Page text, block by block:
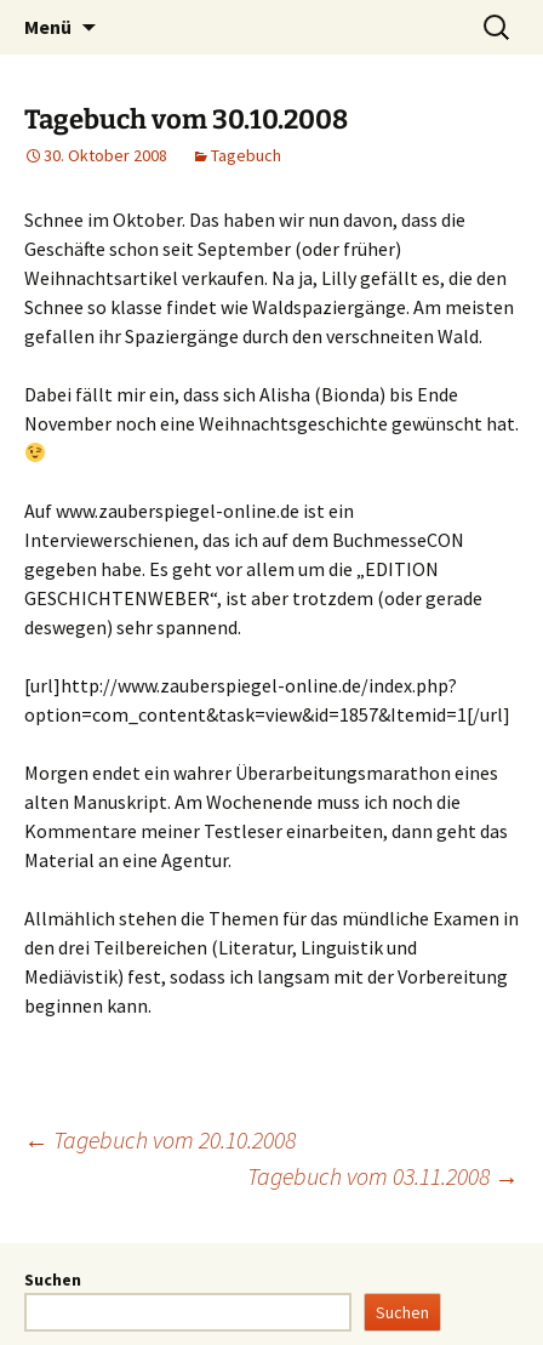
Timo Bader
Willkommen im Reich der Geschichten
Menü
Tagebuch vom 30.10.2008
30. Oktober 2008 Tagebuch
Schnee im Oktober. Das haben wir nun davon, dass die
Geschäfte schon seit September (oder früher)
Weihnachtsartikel verkaufen. Na ja, Lilly gefällt es, die den
Schnee so klasse findet wie Waldspaziergänge. Am meisten
gefallen ihr Spaziergänge durch den verschneiten Wald.
Dabei fällt mir ein, dass sich Alisha (Bionda) bis Ende
November noch eine Weihnachtsgeschichte gewünscht hat.
Auf www.zauberspiegel-online.de ist ein
Interviewerschienen, das ich auf dem BuchmesseCON
gegeben habe. Es geht vor allem um die „EDITION
GESCHICHTENWEBER“, ist aber trotzdem (oder gerade
deswegen) sehr spannend.
[url]http://www.zauberspiegel-online.de/index.php?
option=com_content&task=view&id=1857&Itemid=1[/url]
Morgen endet ein wahrer Überarbeitungsmarathon eines
alten Manuskript. Am Wochenende muss ich noch die
Kommentare meiner Testleser einarbeiten, dann geht das
Material an eine Agentur.
Allmählich stehen die Themen für das mündliche Examen in
den drei Teilbereichen (Literatur, Linguistik und
Mediävistik) fest, sodass ich langsam mit der Vorbereitung
beginnen kann.
← Tagebuch vom 20.10.2008
Tagebuch vom 03.11.2008 →
Suchen
Suchen